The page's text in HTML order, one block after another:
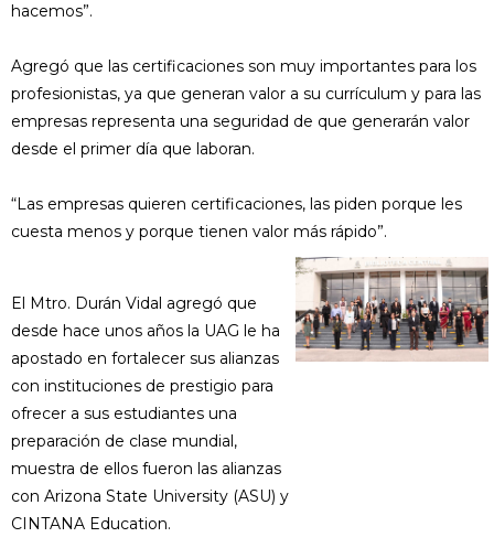
hacemos”.
Agregó que las certificaciones son muy importantes para los
profesionistas, ya que generan valor a su currículum y para las
empresas representa una seguridad de que generarán valor
desde el primer día que laboran.
“Las empresas quieren certificaciones, las piden porque les
cuesta menos y porque tienen valor más rápido”.
El Mtro. Durán Vidal agregó que
desde hace unos años la UAG le ha
apostado en fortalecer sus alianzas
con instituciones de prestigio para
ofrecer a sus estudiantes una
preparación de clase mundial,
muestra de ellos fueron las alianzas
con Arizona State University (ASU) y
CINTANA Education.